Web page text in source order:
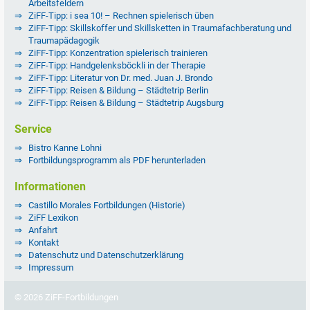
Arbeitsfeldern
ZiFF-Tipp: i sea 10! – Rechnen spielerisch üben
ZiFF-Tipp: Skillskoffer und Skillsketten in Traumafachberatung und
Traumapädagogik
ZiFF-Tipp: Konzentration spielerisch trainieren
ZiFF-Tipp: Handgelenksböckli in der Therapie
ZiFF-Tipp: Literatur von Dr. med. Juan J. Brondo
ZiFF-Tipp: Reisen & Bildung – Städtetrip Berlin
ZiFF-Tipp: Reisen & Bildung – Städtetrip Augsburg
Service
Bistro Kanne Lohni
Fortbildungsprogramm als PDF herunterladen
Informationen
Castillo Morales Fortbildungen (Historie)
ZiFF Lexikon
Anfahrt
Kontakt
Datenschutz und Datenschutzerklärung
Impressum
© 2026 ZiFF-Fortbildungen